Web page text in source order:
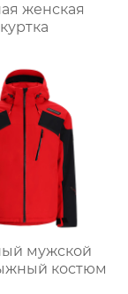
женская
куртка
мужской
костюм